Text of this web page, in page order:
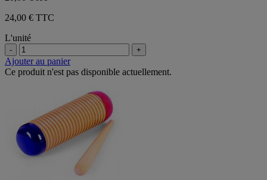
24,00 € TTC
L'unité
- +
Ajouter au panier
Ce produit n'est pas disponible actuellement.